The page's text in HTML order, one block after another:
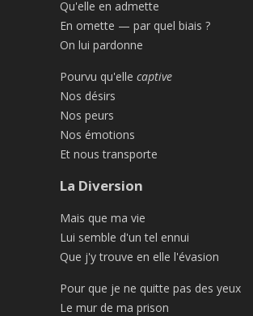
Qu'elle en admette
En omette — par quel biais ?
On lui pardonne
Pourvu qu'elle captive
Nos désirs
Nos peurs
Nos émotions
Et nous transporte
La Diversion
Mais que ma vie
Lui semble d'un tel ennui
Que j'y trouve en elle l'évasion
Pour que je ne quitte pas des yeux
Le mur de ma prison